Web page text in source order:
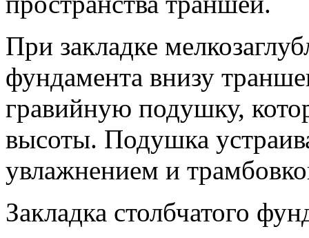
При закладке
фундамента внизу
гравийную подушку,
высоты. Подушка
увлажнением и
Закладка столбчатого